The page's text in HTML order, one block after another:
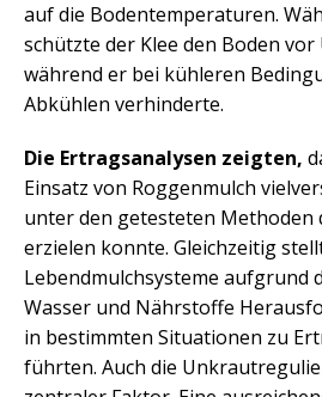
auf die Bodentemperaturen.
schützte der Klee den Boden
während er bei kühleren
Abkühlen verhinderte.
Die Ertragsanalysen zeigten,
Einsatz von Roggenmulch
unter den getesteten Methoden
erzielen konnte. Gleichzeitig
Lebendmulchsysteme aufgrund
Wasser und Nährstoffe
in bestimmten Situationen zu
führten. Auch die